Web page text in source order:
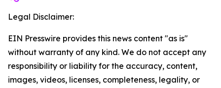
Legal Disclaimer:
EIN Presswire provides this news content "as is"
without warranty of any kind. We do not accept any
responsibility or liability for the accuracy, content,
images, videos, licenses, completeness, legality, or